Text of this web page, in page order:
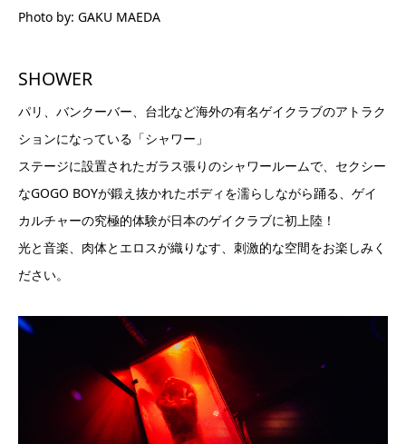
Photo by: GAKU MAEDA
SHOWER
パリ、バンクーバー、台北など海外の有名ゲイクラブのアトラク
ションになっている「シャワー」
ステージに設置されたガラス張りのシャワールームで、セクシー
なGOGO BOYが鍛え抜かれたボディを濡らしながら踊る、ゲイ
カルチャーの究極的体験が日本のゲイクラブに初上陸！
光と音楽、肉体とエロスが織りなす、刺激的な空間をお楽しみく
ださい。